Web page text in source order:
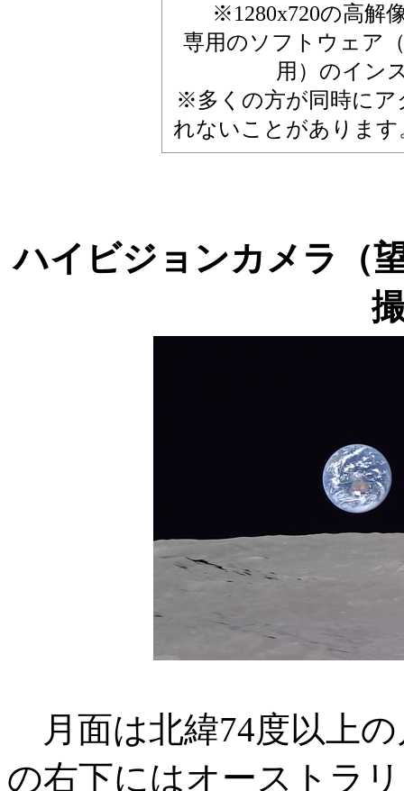
※1280x720の高解
専用のソフトウェア
用）のイン
※多くの方が同時にア
れないことがありま
ハイビジョンカメラ（
月面は北緯74度以上
の右下にはオーストラ